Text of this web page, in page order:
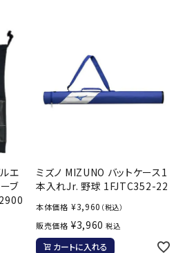
エ
ブ
ミズノ MIZUNO バットケース1
本入れJr. 野球 1FJTC352-22
本体価格 ¥3,960 （税込）
販売価格 ¥3,960 税込
カートに入れる